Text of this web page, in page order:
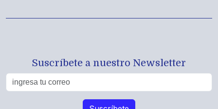
Suscríbete a nuestro Newsletter